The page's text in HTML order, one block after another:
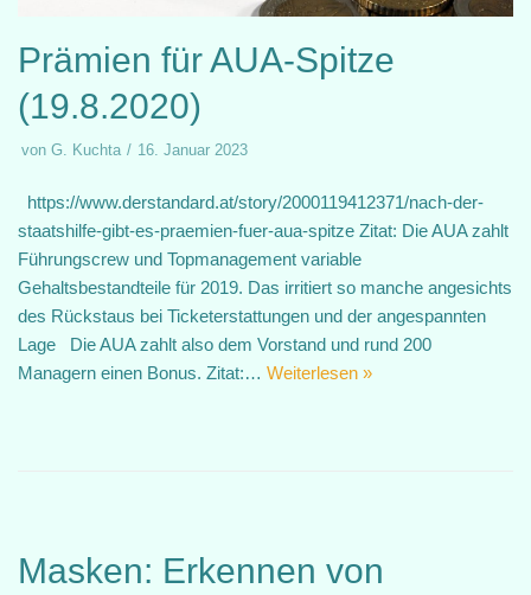
Prämien für AUA-Spitze
(19.8.2020)
von G. Kuchta 16. Januar 2023
https://www.derstandard.at/story/2000119412371/nach-der-
staatshilfe-gibt-es-praemien-fuer-aua-spitze Zitat: Die AUA zahlt
Führungscrew und Topmanagement variable
Gehaltsbestandteile für 2019. Das irritiert so manche angesichts
des Rückstaus bei Ticketerstattungen und der angespannten
Lage Die AUA zahlt also dem Vorstand und rund 200
Managern einen Bonus. Zitat:… Weiterlesen »
Masken: Erkennen von